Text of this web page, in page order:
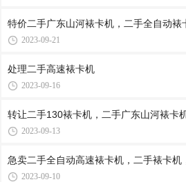
特价二手广东山河裱卡机，二手全自动
2023-09-21
处理二手高速裱卡​‌‌机
2023-09-16
转让二手130裱卡机，二手广东山河裱卡
2023-09-13
急卖二手全自动高速裱卡机，二手裱卡机
2023-09-10